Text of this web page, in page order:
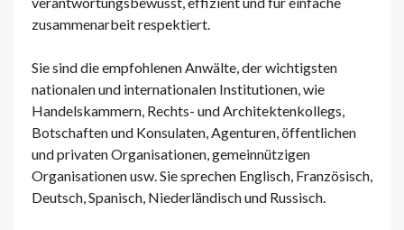
zusammenarbeit respektiert.
Sie sind die empfohlenen Anwälte, der wichtigsten
nationalen und internationalen Institutionen, wie
Handelskammern, Rechts- und Architektenkollegs,
Botschaften und Konsulaten, Agenturen, öffentlichen
und privaten Organisationen, gemeinnützigen
Organisationen usw. Sie sprechen Englisch, Französisch,
Deutsch, Spanisch, Niederländisch und Russisch.